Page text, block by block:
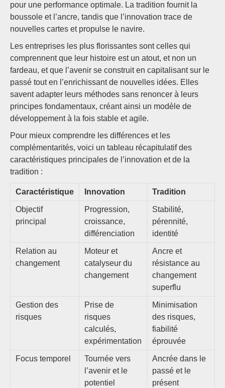
pour une performance optimale. La tradition fournit la
boussole et l’ancre, tandis que l’innovation trace de
nouvelles cartes et propulse le navire.
Les entreprises les plus florissantes sont celles qui
comprennent que leur histoire est un atout, et non un
fardeau, et que l’avenir se construit en capitalisant sur le
passé tout en l’enrichissant de nouvelles idées. Elles
savent adapter leurs méthodes sans renoncer à leurs
principes fondamentaux, créant ainsi un modèle de
développement à la fois stable et agile.
Pour mieux comprendre les différences et les
complémentarités, voici un tableau récapitulatif des
caractéristiques principales de l’innovation et de la
tradition :
Caractéristique Innovation Tradition
Objectif
principal
Progression,
croissance,
différenciation
Stabilité,
pérennité,
identité
Relation au
changement
Moteur et
catalyseur du
changement
Ancre et
résistance au
changement
superflu
Gestion des
risques
Prise de
risques
calculés,
expérimentation
Minimisation
des risques,
fiabilité
éprouvée
Focus temporel
Tournée vers
l’avenir et le
potentiel
Ancrée dans le
passé et le
présent